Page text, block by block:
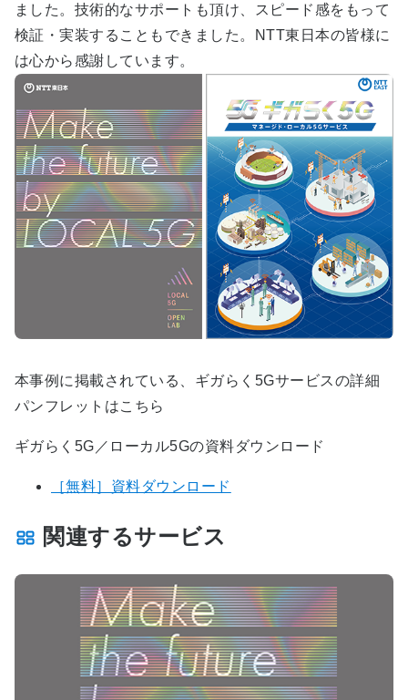
ました。技術的なサポートも頂け、スピード感をもって
検証・実装することもできました。NTT東日本の皆様に
は心から感謝しています。
本事例に掲載されている、ギガらく5Gサービスの詳細
パンフレットはこちら
ギガらく5G／ローカル5Gの資料ダウンロード
［無料］資料ダウンロード
関連するサービス